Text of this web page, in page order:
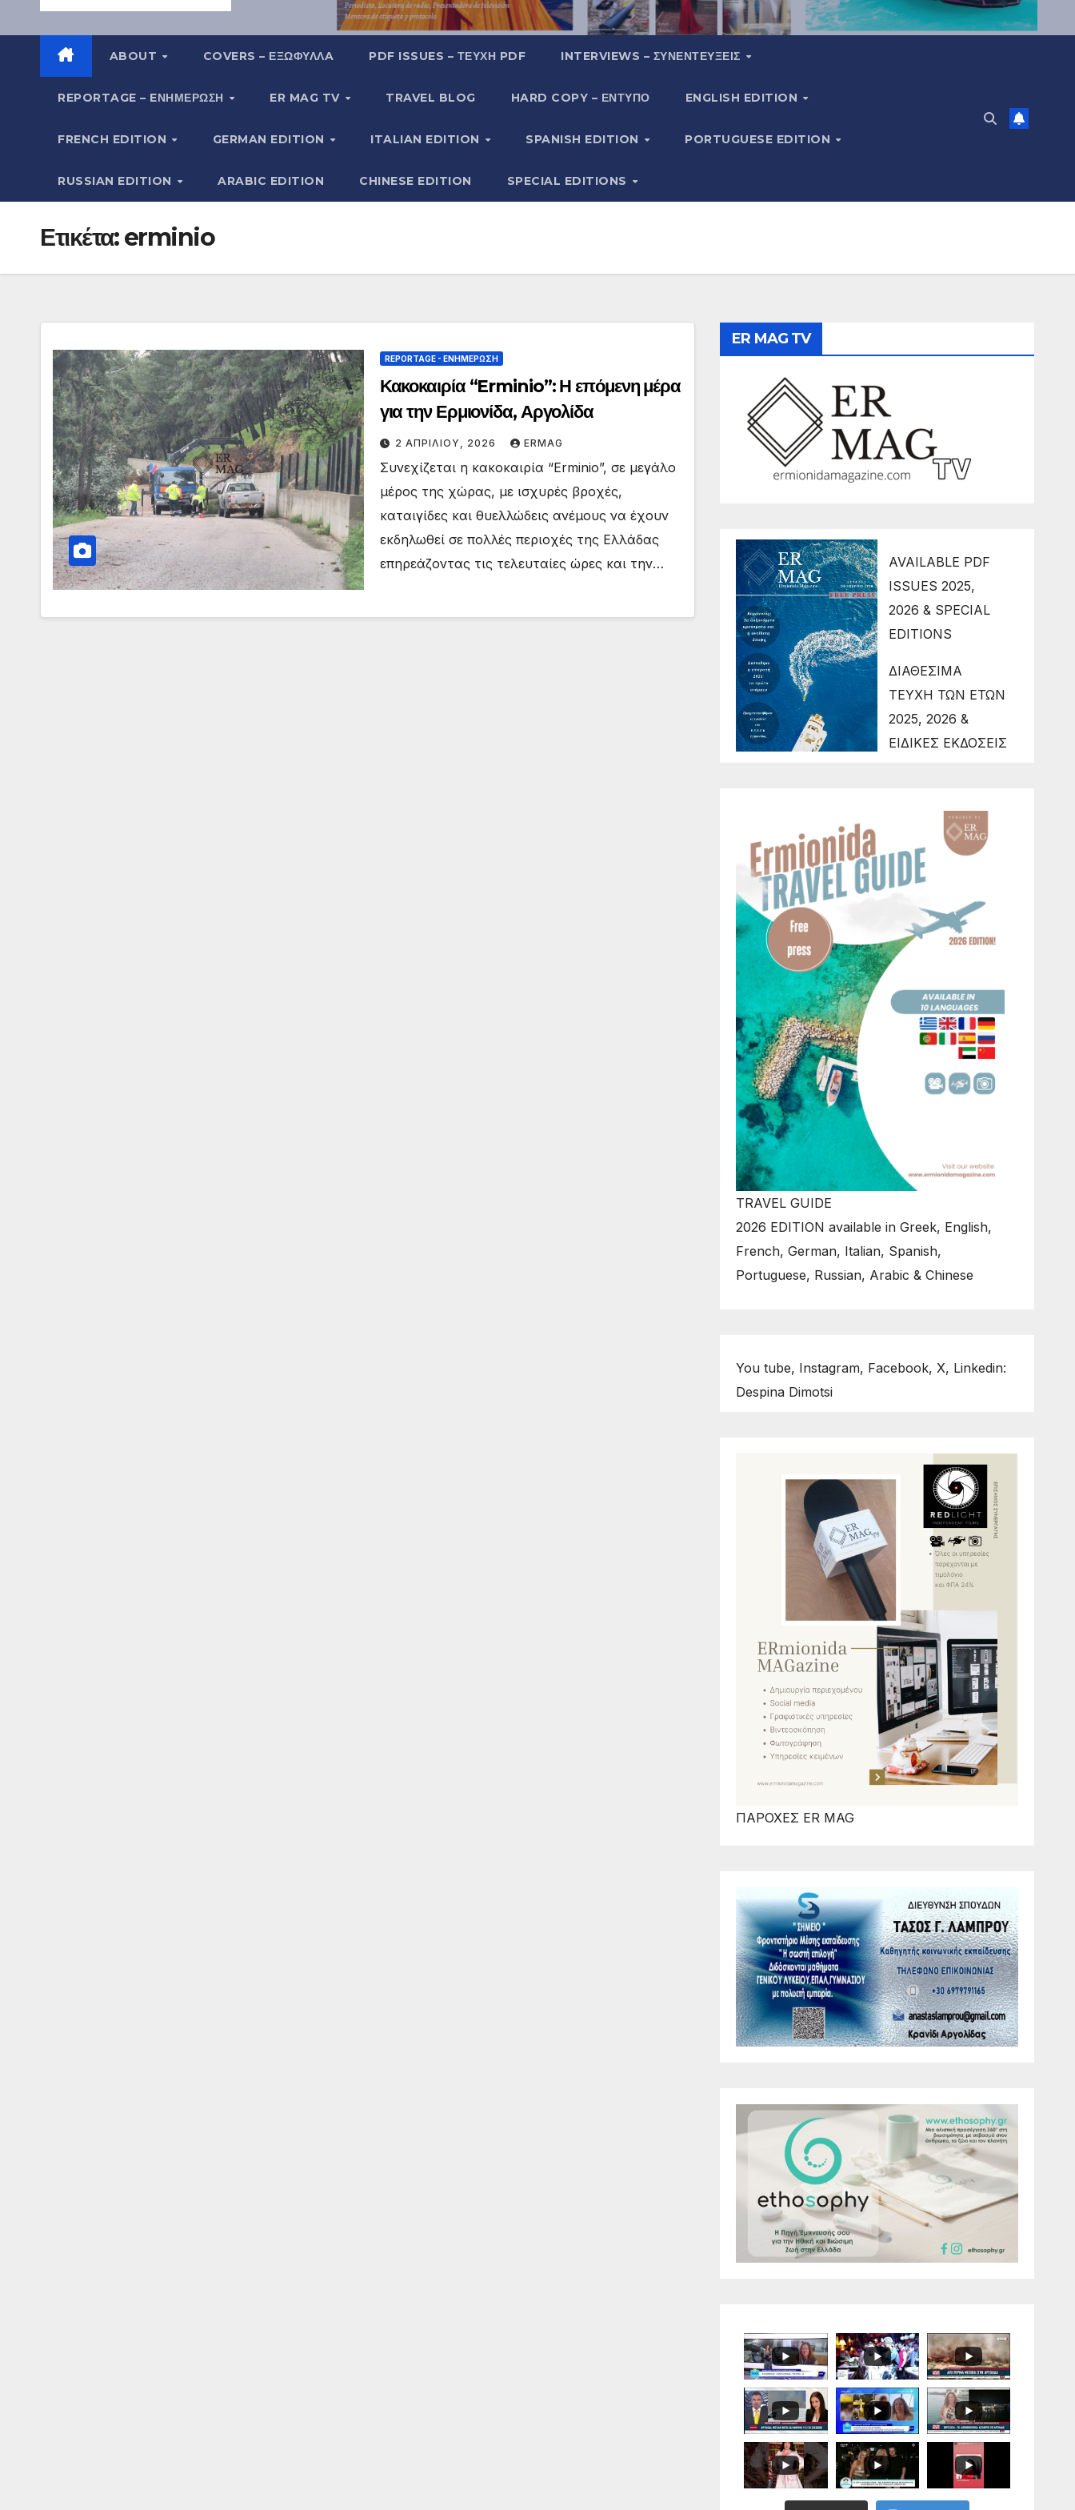
ABOUT COVERS – ΕΞΩΦΥΛΛA PDF ISSUES – ΤΕΎΧΗ PDF INTERVIEWS – ΣΥΝΕΝΤΕΎΞΕΙΣ
REPORTAGE – EΝΗΜΈΡΩΣΗ ER MAG TV TRAVEL BLOG HARD COPY – ΈΝΤΥΠΟ ENGLISH EDITION
FRENCH EDITION GERMAN EDITION ITALIAN EDITION SPANISH EDITION PORTUGUESE EDITION
RUSSIAN EDITION ARABIC EDITION CHINESE EDITION SPECIAL EDITIONS
Ετικέτα:erminio
REPORTAGE - EΝΗΜΈΡΩΣΗ
Κακοκαιρία “Erminio”: Η επόμενη μέρα
για την Ερμιονίδα, Αργολίδα
2 ΑΠΡΙΛΊΟΥ, 2026 ERMAG
Συνεχίζεται η κακοκαιρία “Erminio”, σε μεγάλο
μέρος της χώρας, με ισχυρές βροχές,
καταιγίδες και θυελλώδεις ανέμους να έχουν
εκδηλωθεί σε πολλές περιοχές της Ελλάδας
επηρεάζοντας τις τελευταίες ώρες και την…
ER MAG TV
AVAILABLE PDF
ISSUES 2025,
2026 & SPECIAL
EDITIONS
ΔΙΑΘΕΣΙΜΑ
ΤΕΥΧΗ ΤΩΝ ΕΤΩΝ
2025, 2026 &
ΕΙΔΙΚΕΣ ΕΚΔΟΣΕΙΣ
TRAVEL GUIDE
2026 EDITION available in Greek, English,
French, German, Italian, Spanish,
Portuguese, Russian, Arabic & Chinese
You tube, Instagram, Facebook, X, Linkedin:
Despina Dimotsi
ΠΑΡΟΧΕΣ ER MAG